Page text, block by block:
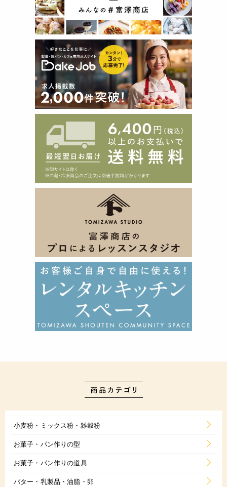
小麦粉・ミックス粉・雑穀粉
お菓子・パン作りの型
お菓子・パン作りの道具
バター・乳製品・油脂・卵